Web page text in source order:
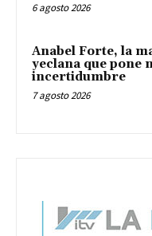
6 agosto 2026
Anabel Forte, la
yeclana que pone
incertidumbre
7 agosto 2026